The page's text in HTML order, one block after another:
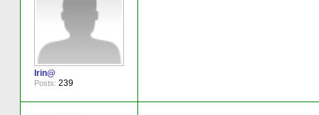
Irin@
Posts: 239